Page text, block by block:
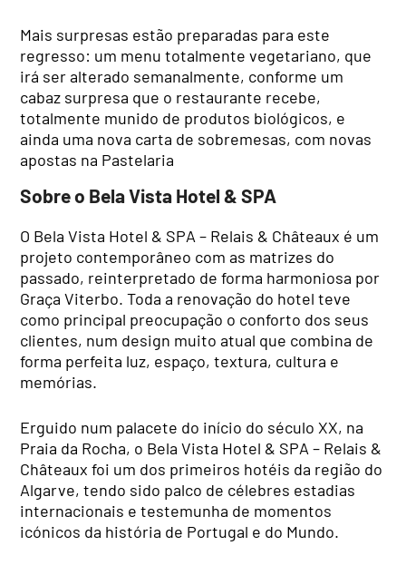
Mais surpresas estão preparadas para este
regresso: um menu totalmente vegetariano, que
irá ser alterado semanalmente, conforme um
cabaz surpresa que o restaurante recebe,
totalmente munido de produtos biológicos, e
ainda uma nova carta de sobremesas, com novas
apostas na Pastelaria
Sobre o Bela Vista Hotel & SPA
O Bela Vista Hotel & SPA – Relais & Châteaux é um
projeto contemporâneo com as matrizes do
passado, reinterpretado de forma harmoniosa por
Graça Viterbo. Toda a renovação do hotel teve
como principal preocupação o conforto dos seus
clientes, num design muito atual que combina de
forma perfeita luz, espaço, textura, cultura e
memórias.
Erguido num palacete do início do século XX, na
Praia da Rocha, o Bela Vista Hotel & SPA – Relais &
Châteaux foi um dos primeiros hotéis da região do
Algarve, tendo sido palco de célebres estadias
internacionais e testemunha de momentos
icónicos da história de Portugal e do Mundo.